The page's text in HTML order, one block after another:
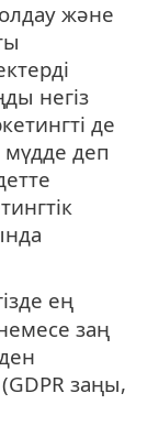
және
негіз
де
деп
ең
заң
заңы,